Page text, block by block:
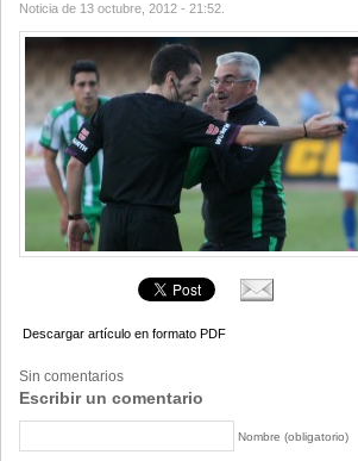
Noticia de 13 octubre, 2012 - 21:52.
Descargar artículo en formato PDF
Sin comentarios
Escribir un comentario
Nombre (obligatorio)